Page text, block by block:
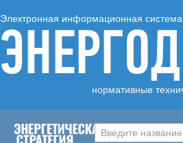
Электронная информационная система
нормативные